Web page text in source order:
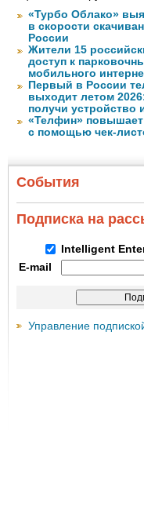
«Турбо Облако»
в скорости
России
Жители 15
доступ к
мобильного
Первый в России
выходит летом
получи устройство
«Телфин» повышает
с помощью чек-
События
Подписка на
Intelligent
E-mail
Управление